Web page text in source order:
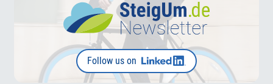
Follow us on